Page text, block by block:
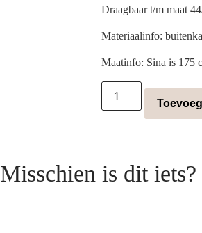
Draagbaar t/m maat
Materiaalinfo:
Maatinfo: Sina is 175
Misschien is dit iets?